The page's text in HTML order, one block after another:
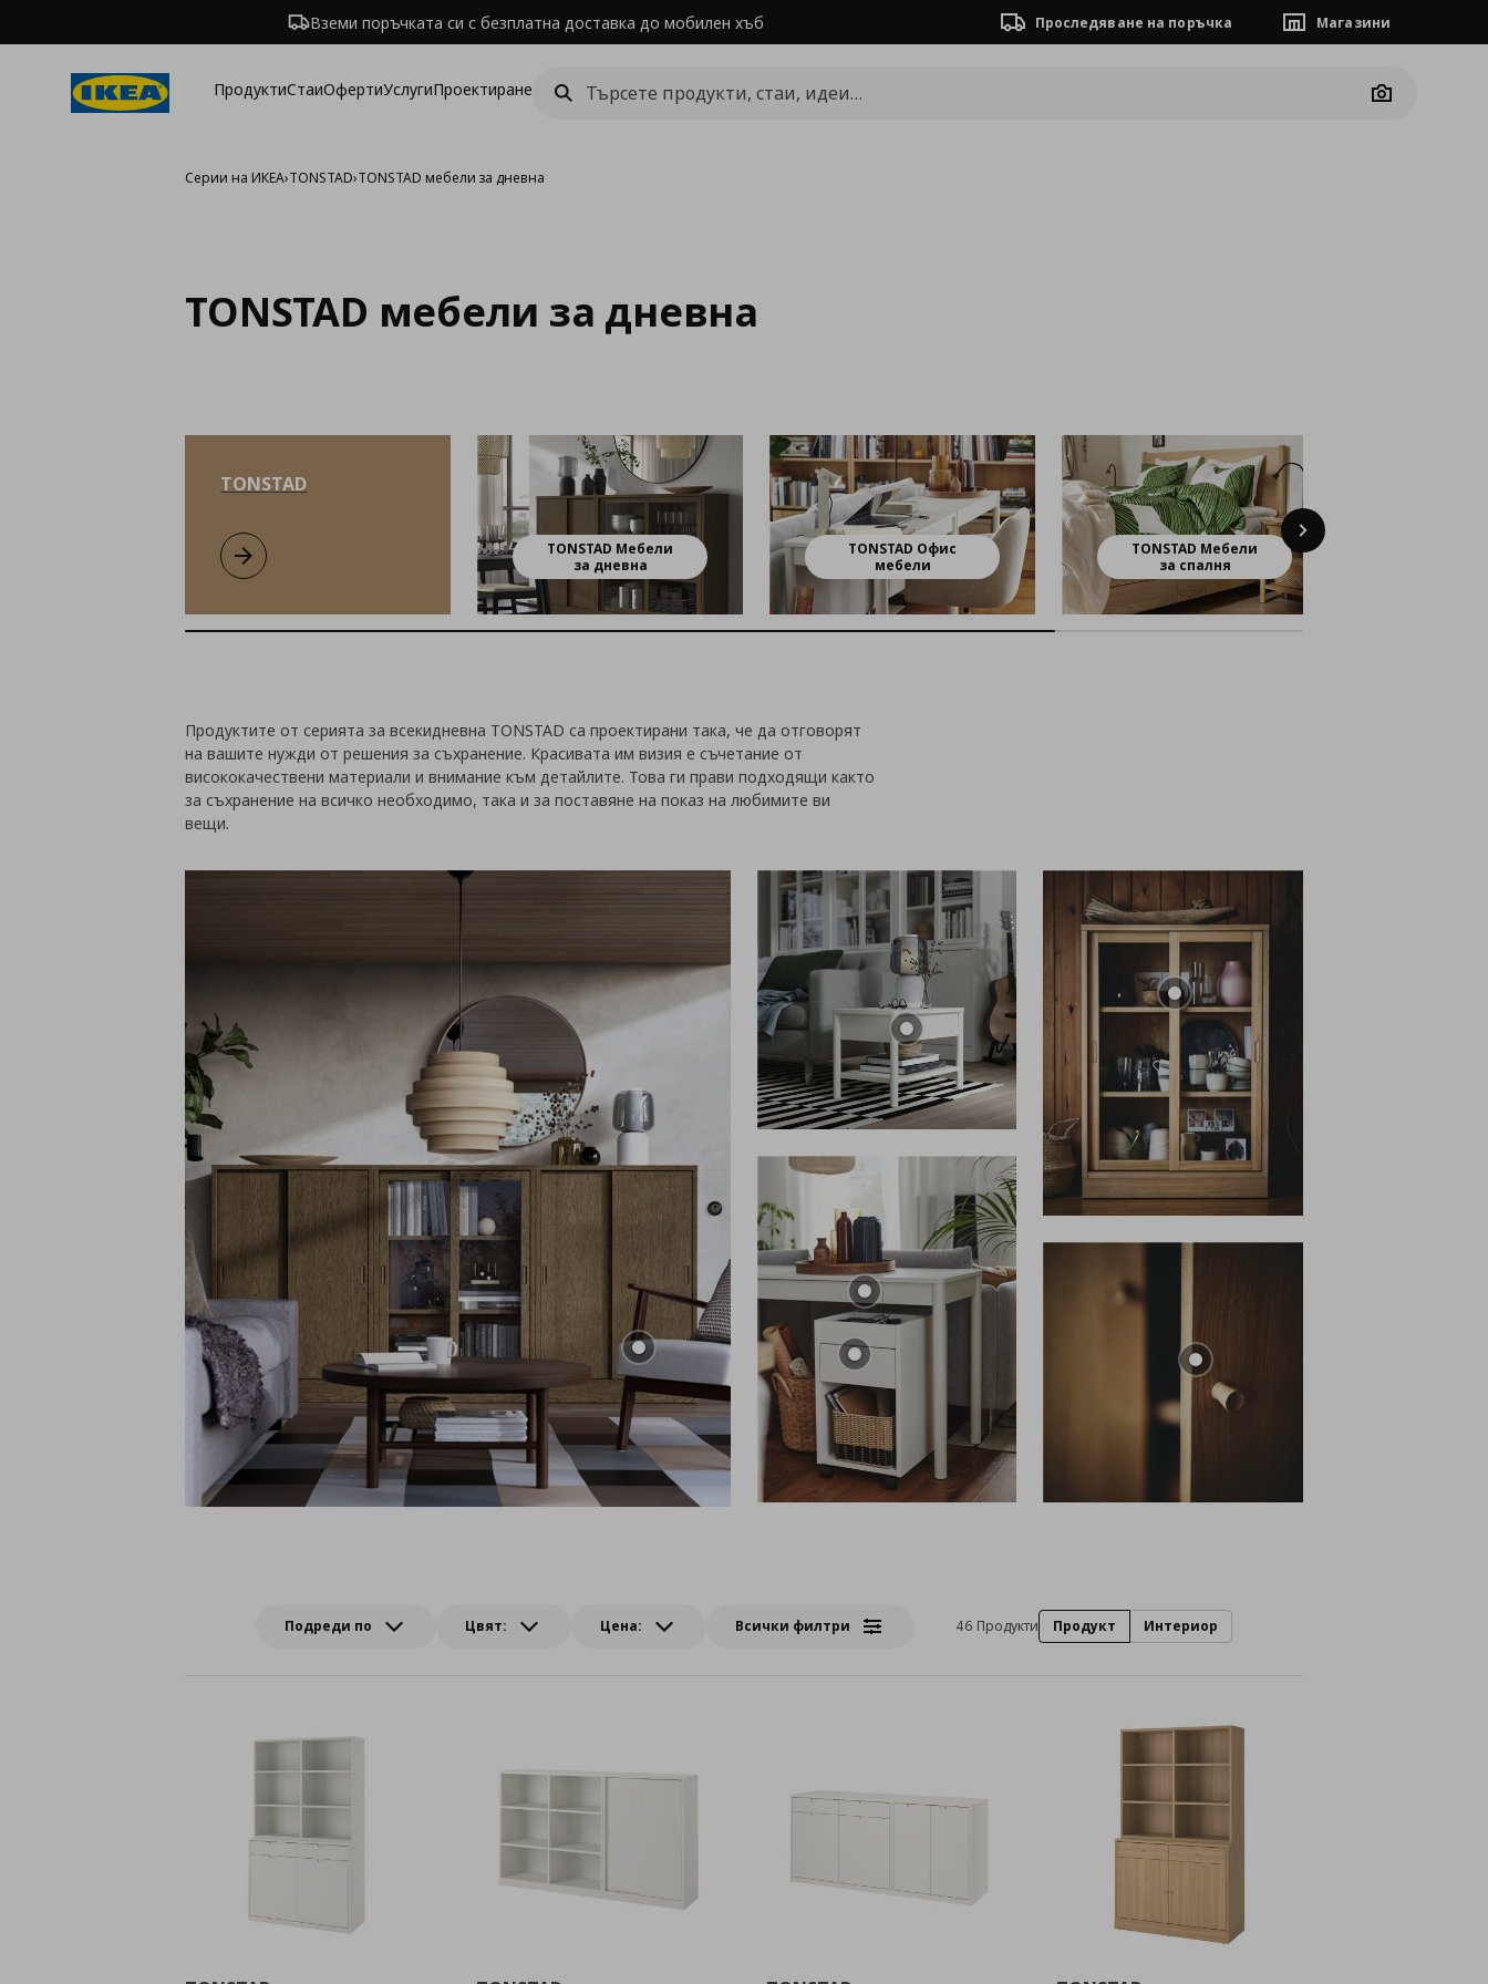
Вземи поръчката си с безплатна доставка до мобилен хъб Проследяване на поръчка Магазини
ПродуктиСтаиОфертиУслугиПроектиране
Camera
Серии на ИКЕА›TONSTAD›TONSTAD мебели за дневна
TONSTAD мебели за дневна
TONSTAD
TONSTAD
TONSTAD Мебели
за дневна
TONSTAD Офис
мебели
TONSTAD Мебели
за спалня
Next
Продуктите от серията за всекидневна TONSTAD са проектирани така, че да отговорят
на вашите нужди от решения за съхранение. Красивата им визия е съчетание от
висококачествени материали и внимание към детайлите. Това ги прави подходящи както
за съхранение на всичко необходимо, така и за поставяне на показ на любимите ви
вещи.
Подреди по Цвят: Цена: Всички филтри 46 Продукти Продукт Интериор